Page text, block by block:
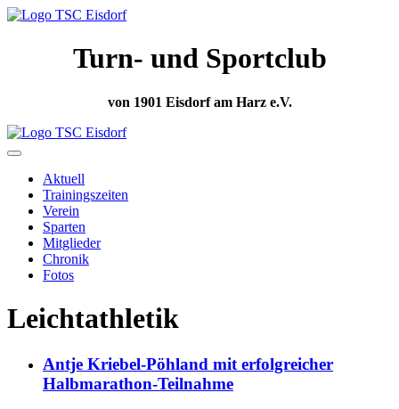
Turn- und Sportclub
von 1901 Eisdorf am Harz e.V.
Aktuell
Trainingszeiten
Verein
Sparten
Mitglieder
Chronik
Fotos
Leichtathletik
Antje Kriebel-Pöhland mit erfolgreicher
Halbmarathon-Teilnahme